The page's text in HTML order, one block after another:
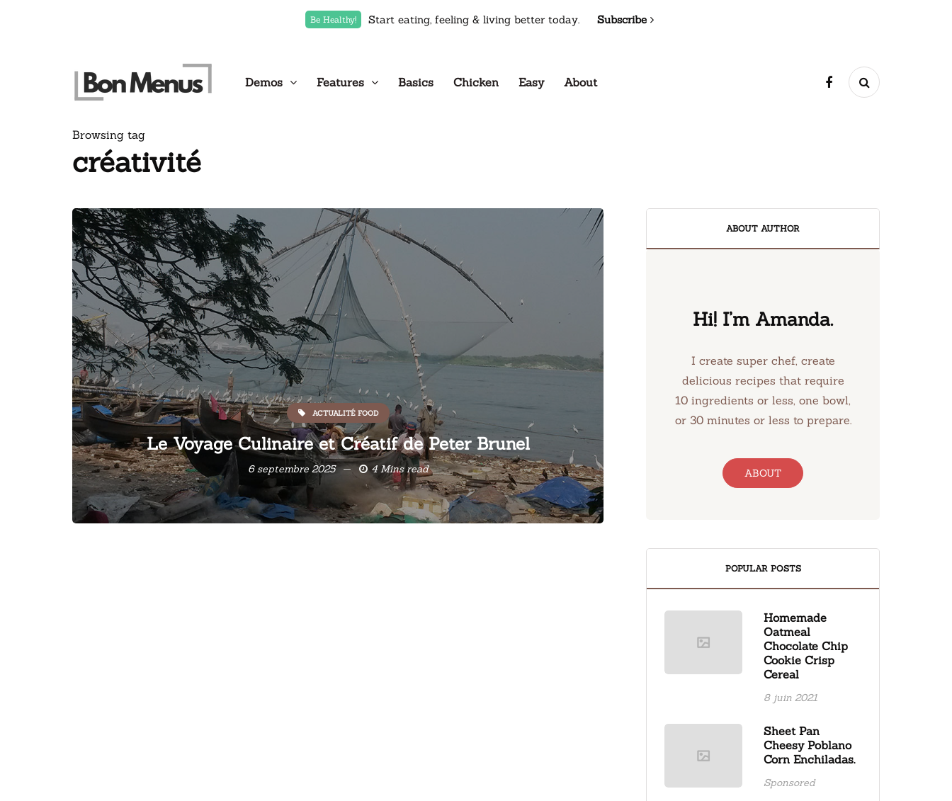
Be Healthy! Start eating, feeling & living better today. Subscribe
Demos Features Basics Chicken Easy About
Browsing tag
créativité
ACTUALITÉ FOOD
Le Voyage Culinaire et Créatif de Peter Brunel
6 septembre 2025 4 Mins read
ABOUT AUTHOR
Hi! I’m Amanda.
I create super chef, create
delicious recipes that require
10 ingredients or less, one bowl,
or 30 minutes or less to prepare.
ABOUT
POPULAR POSTS
Homemade
Oatmeal
Chocolate Chip
Cookie Crisp
Cereal
8 juin 2021
Sheet Pan
Cheesy Poblano
Corn Enchiladas.
Sponsored